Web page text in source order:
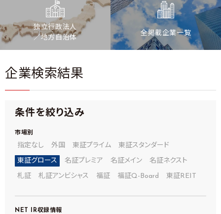
独立行政法人
／地方自治体
全掲載企業一覧
企業検索結果
条件を絞り込み
市場別
指定なし 外国 東証プライム 東証スタンダード
東証グロース 名証プレミア 名証メイン 名証ネクスト
札証 札証アンビシャス 福証 福証Q-Board 東証REIT
NET IR収録情報